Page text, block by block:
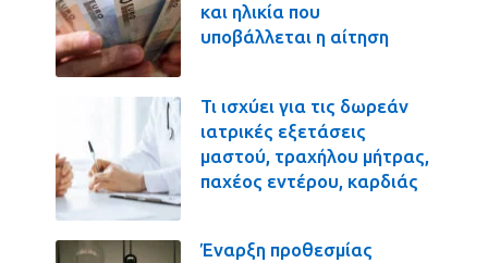
και ηλικία που
υποβάλλεται η αίτηση
Τι ισχύει για τις δωρεάν
ιατρικές εξετάσεις
μαστού, τραχήλου μήτρας,
παχέος εντέρου, καρδιάς
Έναρξη προθεσμίας